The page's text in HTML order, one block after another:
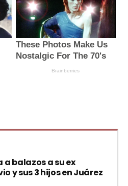
balazos a su ex
y sus 3 hijos en Juárez